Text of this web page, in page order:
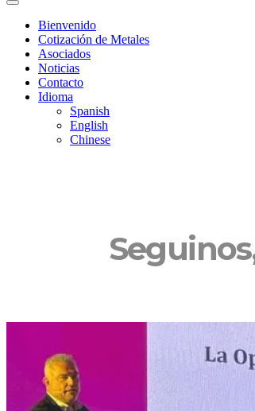
Bienvenido
Cotización de Metales
Asociados
Noticias
Contacto
Idioma
Spanish
English
Chinese